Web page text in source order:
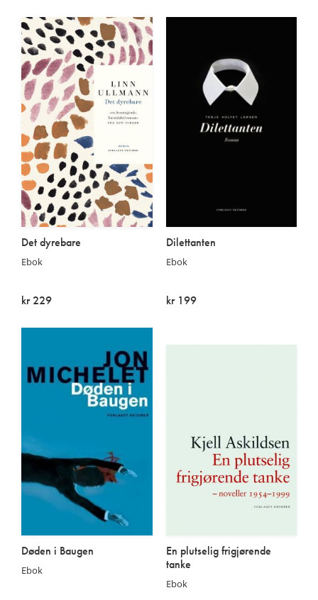
Det dyrebare
Ebok
kr 229
Dilettanten
Ebok
kr 199
Døden i Baugen
Ebok
En plutselig frigjørende
tanke
Ebok